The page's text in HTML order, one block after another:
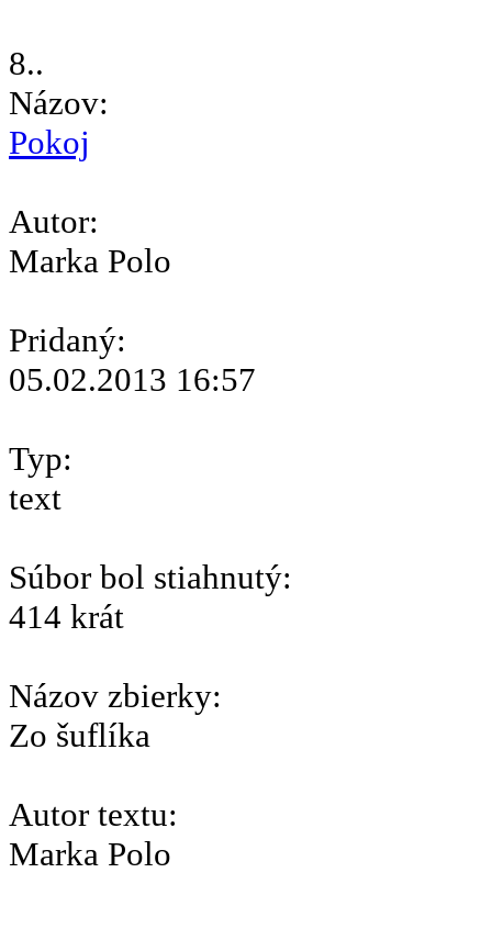
8..
Názov:
Pokoj
Autor:
Marka Polo
Pridaný:
05.02.2013 16:57
Typ:
text
Súbor bol stiahnutý:
414 krát
Názov zbierky:
Zo šuflíka
Autor textu:
Marka Polo